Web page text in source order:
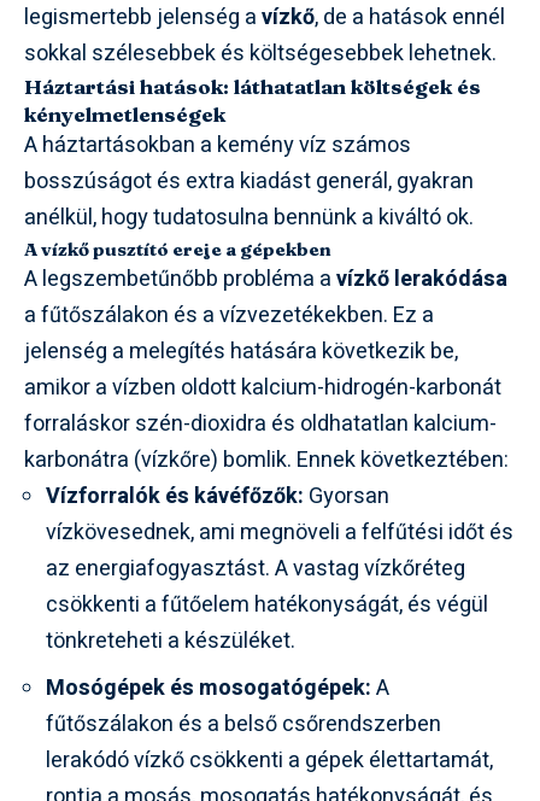
legismertebb jelenség avízkő, de a hatások ennél
sokkal szélesebbek és költségesebbek lehetnek.
Háztartási hatások: láthatatlan költségek és
kényelmetlenségek
A háztartásokban a kemény víz számos
bosszúságot és extra kiadást generál, gyakran
anélkül, hogy tudatosulna bennünk a kiváltó ok.
A vízkő pusztító ereje a gépekben
A legszembetűnőbb probléma avízkő lerakódása
a fűtőszálakon és a vízvezetékekben. Ez a
jelenség a melegítés hatására következik be,
amikor a vízben oldott kalcium-hidrogén-karbonát
forraláskor szén-dioxidra és oldhatatlan kalcium-
karbonátra (vízkőre) bomlik. Ennek következtében:
Vízforralók és kávéfőzők: Gyorsan
vízkövesednek, ami megnöveli a felfűtési időt és
az energiafogyasztást. A vastag vízkőréteg
csökkenti a fűtőelem hatékonyságát, és végül
tönkreteheti a készüléket.
Mosógépek és mosogatógépek:A
fűtőszálakon és a belső csőrendszerben
lerakódó vízkő csökkenti a gépek élettartamát,